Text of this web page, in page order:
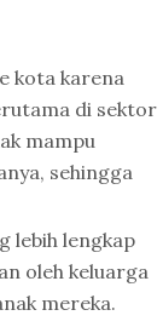
kota karena
di sektor
mampu
sehingga
lebih lengkap
oleh keluarga
mereka.